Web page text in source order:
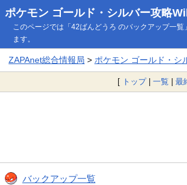
ポケモン ゴールド・シルバー攻略
このページでは「42ばんどうろ のバックアップ一
ます。
ZAPAnet総合情報局 > ポケモン ゴールド・シ
[ トップ| 一覧 | 最
バックアップ一覧